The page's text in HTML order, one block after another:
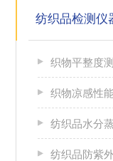
纺织品检测仪
织物平整度
织物凉感性
纺织品水分
纺织品防紫